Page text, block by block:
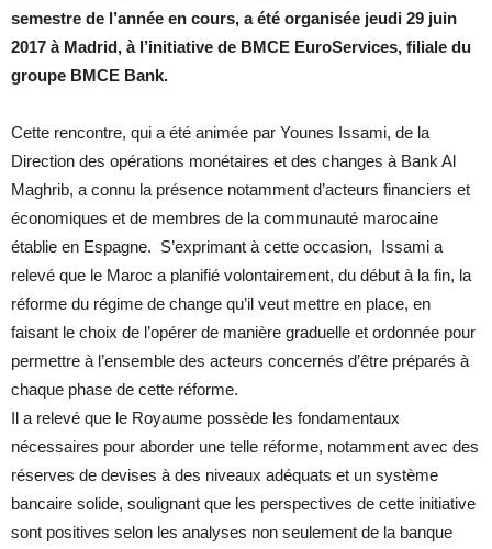
semestre de l’année en cours, a été organisée jeudi 29 juin
2017 à Madrid, à l’initiative de BMCE EuroServices, filiale du
groupe BMCE Bank.
Cette rencontre, qui a été animée par Younes Issami, de la
Direction des opérations monétaires et des changes à Bank Al
Maghrib, a connu la présence notamment d’acteurs financiers et
économiques et de membres de la communauté marocaine
établie en Espagne. S’exprimant à cette occasion, Issami a
relevé que le Maroc a planifié volontairement, du début à la fin, la
réforme du régime de change qu’il veut mettre en place, en
faisant le choix de l’opérer de manière graduelle et ordonnée pour
permettre à l’ensemble des acteurs concernés d’être préparés à
chaque phase de cette réforme.
Il a relevé que le Royaume possède les fondamentaux
nécessaires pour aborder une telle réforme, notamment avec des
réserves de devises à des niveaux adéquats et un système
bancaire solide, soulignant que les perspectives de cette initiative
sont positives selon les analyses non seulement de la banque